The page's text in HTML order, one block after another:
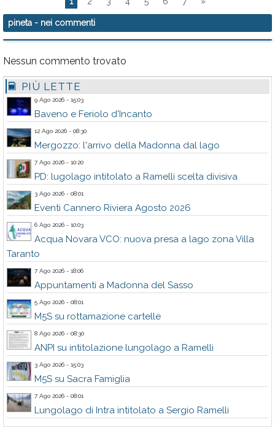
pineta - nei commenti
Nessun commento trovato
PIÙ LETTE
9 Ago 2026 - 15:03
Baveno e Feriolo d'Incanto
12 Ago 2026 - 08:30
Mergozzo: l'arrivo della Madonna dal lago
7 Ago 2026 - 10:20
PD: lugolago intitolato a Ramelli scelta divisiva
3 Ago 2026 - 08:01
Eventi Cannero Riviera Agosto 2026
6 Ago 2026 - 10:03
Acqua Novara VCO: nuova presa a lago zona Villa
Taranto
7 Ago 2026 - 18:06
Appuntamenti a Madonna del Sasso
5 Ago 2026 - 08:01
M5S su rottamazione cartelle
8 Ago 2026 - 08:30
ANPI su intitolazione lungolago a Ramelli
3 Ago 2026 - 15:03
M5S su Sacra Famiglia
7 Ago 2026 - 08:01
Lungolago di Intra intitolato a Sergio Ramelli